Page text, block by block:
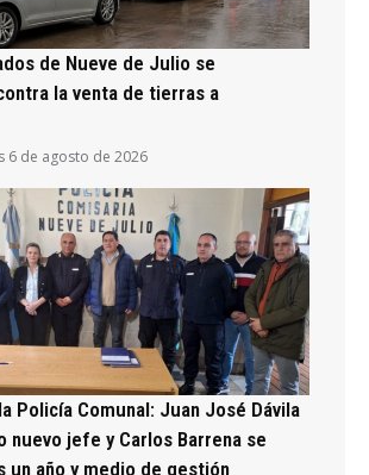
de Nueve de Julio se
la venta de tierras a
6 de agosto de 2026
Policía Comunal: Juan José Dávila
nuevo jefe y Carlos Barrena se
un año y medio de gestión